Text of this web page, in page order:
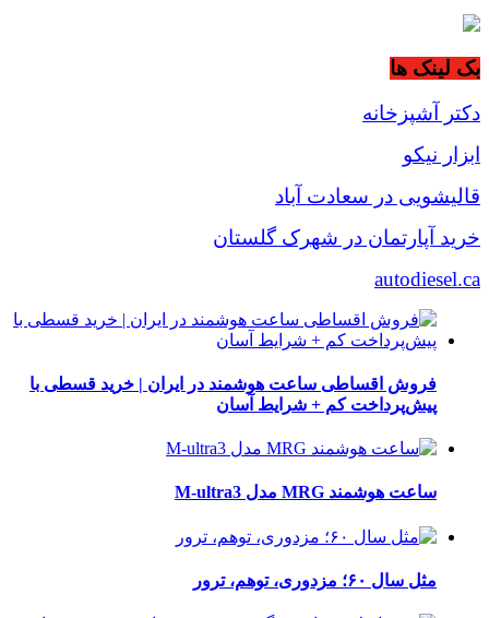
بک لینک ها
دکتر آشپزخانه
ابزار نیکو
قالیشویی در سعادت آباد
خرید آپارتمان در شهرک گلستان
autodiesel.ca
فروش اقساطی ساعت هوشمند در ایران | خرید قسطی با
پیش‌پرداخت کم + شرایط آسان
ساعت هوشمند MRG مدل M-ultra3
مثل سال ۶۰؛ مزدوری، توهم، ترور